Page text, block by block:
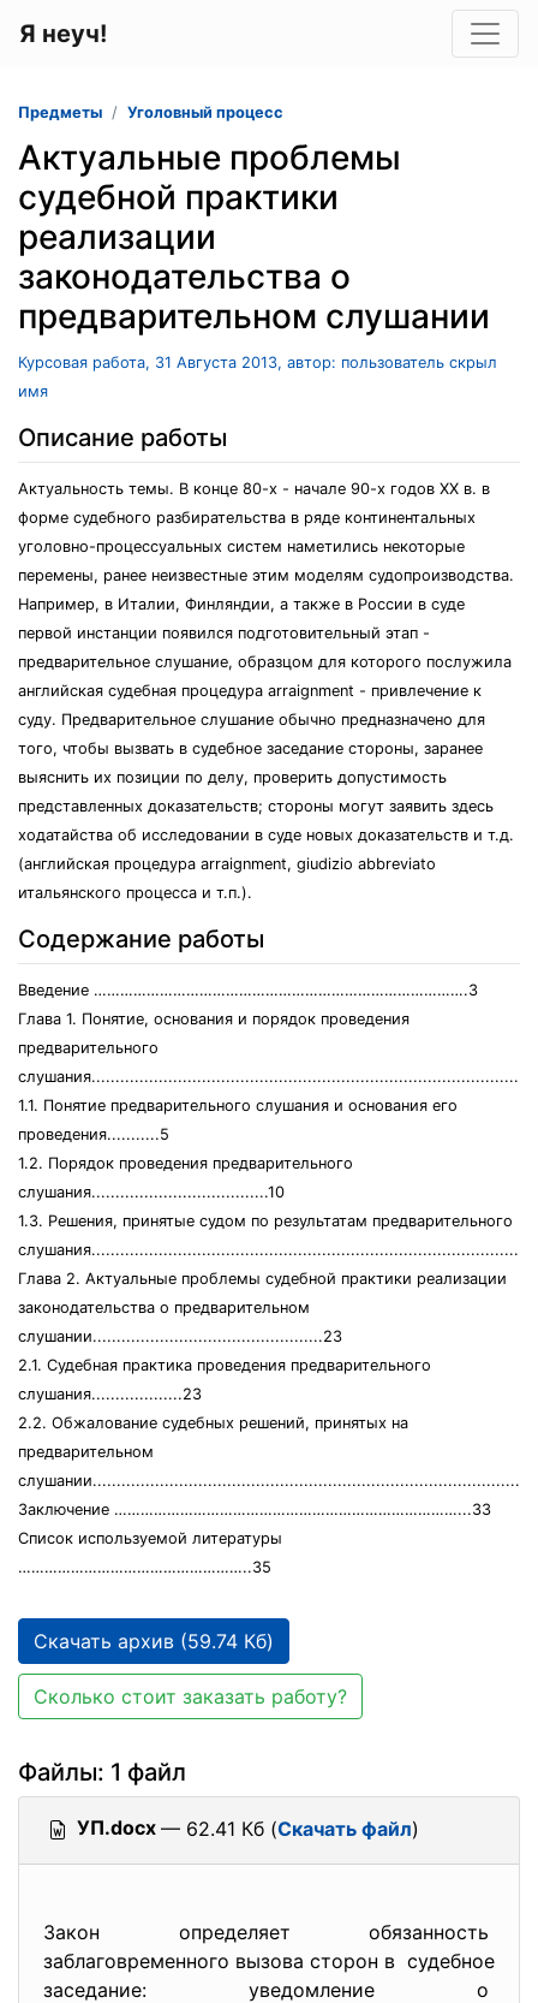
Я неуч!
Предметы Уголовный процесс
Актуальные проблемы
судебной практики
реализации
законодательства о
предварительном слушании
Курсовая работа, 31 Августа 2013, автор: пользователь скрыл
имя
Описание работы
Актуальность темы. В конце 80-х - начале 90-х годов XX в. в
форме судебного разбирательства в ряде континентальных
уголовно-процессуальных систем наметились некоторые
перемены, ранее неизвестные этим моделям судопроизводства.
Например, в Италии, Финляндии, а также в России в суде
первой инстанции появился подготовительный этап -
предварительное слушание, образцом для которого послужила
английская судебная процедура arraignment - привлечение к
суду. Предварительное слушание обычно предназначено для
того, чтобы вызвать в судебное заседание стороны, заранее
выяснить их позиции по делу, проверить допустимость
представленных доказательств; стороны могут заявить здесь
ходатайства об исследовании в суде новых доказательств и т.д.
(английская процедура arraignment, giudizio abbreviato
итальянского процесса и т.п.).
Содержание работы
Введение ………………………………………………………………………….3
Глава 1. Понятие, основания и порядок проведения
предварительного
1.1. Понятие предварительного слушания и основания его
проведения...........5
1.2. Порядок проведения предварительного
слушания.....................................10
1.3. Решения, принятые судом по результатам предварительного
Глава 2. Актуальные проблемы судебной практики реализации
законодательства о предварительном
слушании................................................23
2.1. Судебная практика проведения предварительного
слушания...................23
2.2. Обжалование судебных решений, принятых на
предварительном
Заключение ……………………………………………………………………...33
Список используемой литературы
……………………………………………..35
Скачать архив (59.74 Кб)
Сколько стоит заказать работу?
Файлы: 1 файл
УП.docx — 62.41 Кб (Скачать файл)
Закон определяет обязанность
заблаговременного вызова сторон в судебное
заседание: уведомление о